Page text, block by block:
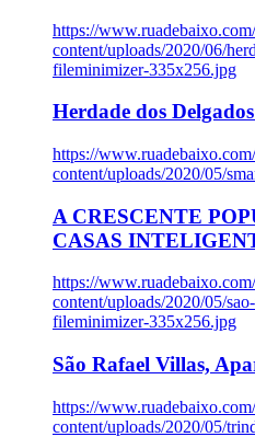
https://
content/uploads/2020/06/
fileminimizer-335x256.jpg
Herdade dos
https://
content/uploads/2020/05/
A CRESCENTE
CASAS
https://
content/uploads/2020/05/
fileminimizer-335x256.jpg
São Rafael Villas,
https://
content/uploads/2020/05/